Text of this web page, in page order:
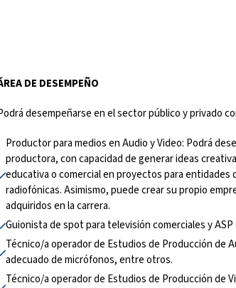
DE DESEMPEÑO
desempeñarse en el sector público y privado
Productor para medios en Audio y Video: Podrá
productora, con capacidad de generar ideas
educativa o comercial en proyectos para entidades
radiofónicas. Asimismo, puede crear su propio
adquiridos en la carrera.
Guionista de spot para televisión comerciales y
Técnico/a operador de Estudios de Producción de
adecuado de micrófonos, entre otros.
Técnico/a operador de Estudios de Producción de